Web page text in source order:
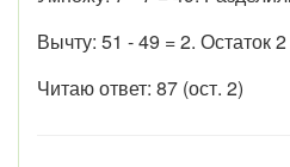
Вычту: 51 - 49 = 2. Остаток
Читаю ответ: 87 (ост. 2)